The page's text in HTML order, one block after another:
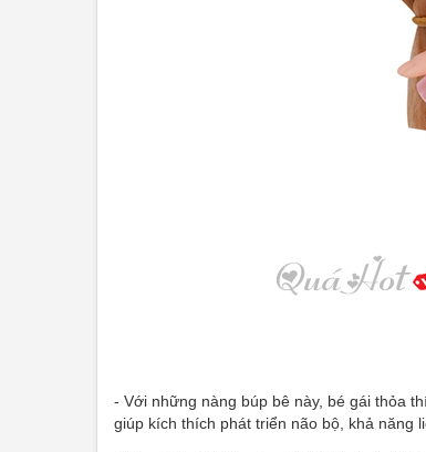
- Với những nàng búp bê này, bé gái thỏa
giúp kích thích phát triển não bộ, khả năng